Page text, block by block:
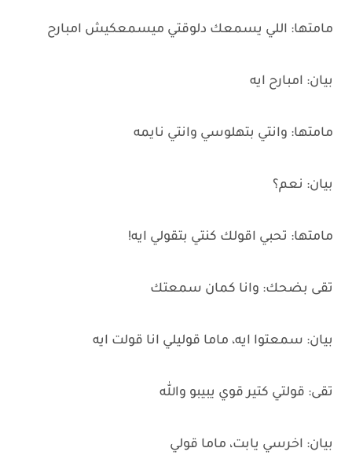
‏مامتها: اللي يسمعك دلوقتي ميسمعكيش امبارح
‏بيان: امبارح ايه
‏مامتها: وانتي بتهلوسي وانتي نايمه
‏بيان: نعم؟
‏مامتها: تحبي اقولك كنتي بتقولي ايه!
‏تقى بضحك: وانا كمان سمعتك
‏بيان: سمعتوا ايه، ماما قوليلي انا قولت ايه
‏تقى: قولتي كتير قوي يبيبو والله
‏بيان: اخرسي يابت، ماما قولي